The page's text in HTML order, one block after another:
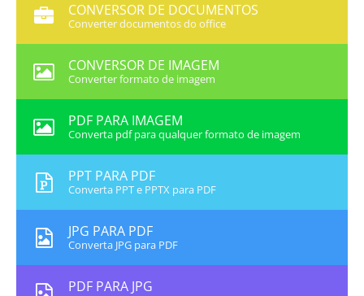
CONVERSOR DE DOCUMENTOS
Converter documentos do office
CONVERSOR DE IMAGEM
Converter formato de imagem
PDF PARA IMAGEM
Converta pdf para qualquer formato de imagem
PPT PARA PDF
Converta PPT e PPTX para PDF
JPG PARA PDF
Converta JPG para PDF
PDF PARA JPG